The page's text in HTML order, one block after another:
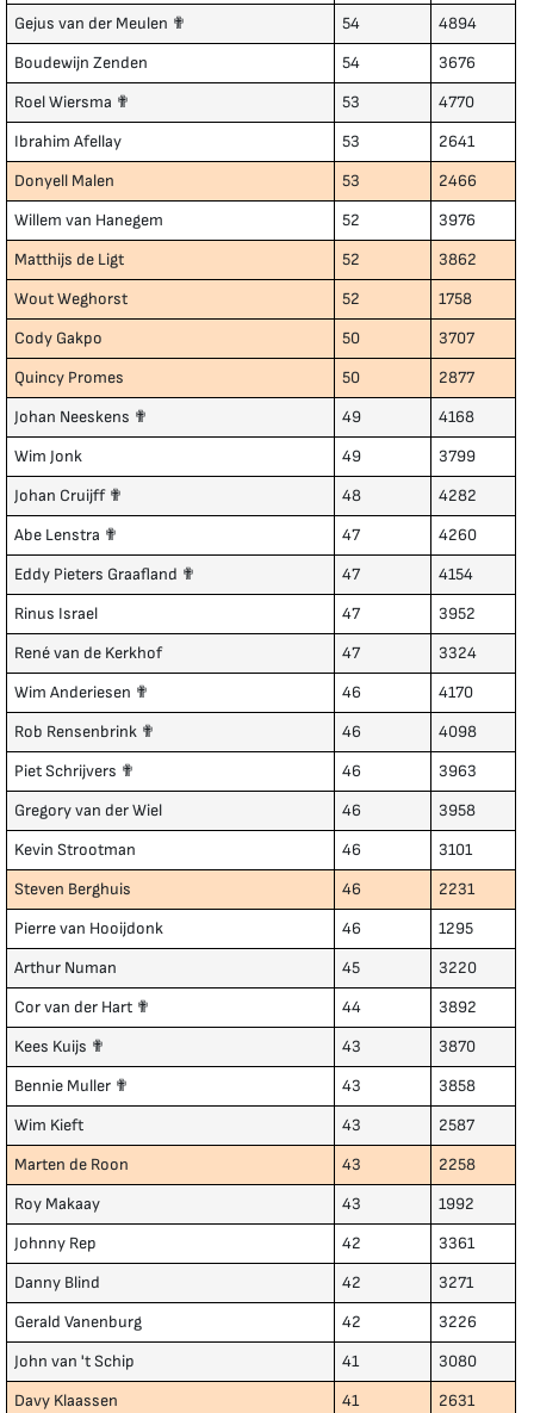
Gejus van der Meulen ✟
54
4894
Boudewijn Zenden
54
3676
Roel Wiersma ✟
53
4770
Ibrahim Afellay
53
2641
Donyell Malen
53
2466
Willem van Hanegem
52
3976
Matthijs de Ligt
52
3862
Wout Weghorst
52
1758
Cody Gakpo
50
3707
Quincy Promes
50
2877
Johan Neeskens ✟
49
4168
Wim Jonk
49
3799
Johan Cruijff ✟
48
4282
Abe Lenstra ✟
47
4260
Eddy Pieters Graafland ✟
47
4154
Rinus Israel
47
3952
René van de Kerkhof
47
3324
Wim Anderiesen ✟
46
4170
Rob Rensenbrink ✟
46
4098
Piet Schrijvers ✟
46
3963
Gregory van der Wiel
46
3958
Kevin Strootman
46
3101
Steven Berghuis
46
2231
Pierre van Hooijdonk
46
1295
Arthur Numan
45
3220
Cor van der Hart ✟
44
3892
Kees Kuijs ✟
43
3870
Bennie Muller ✟
43
3858
Wim Kieft
43
2587
Marten de Roon
43
2258
Roy Makaay
43
1992
Johnny Rep
42
3361
Danny Blind
42
3271
Gerald Vanenburg
42
3226
John van 't Schip
41
3080
Davy Klaassen
41
2631